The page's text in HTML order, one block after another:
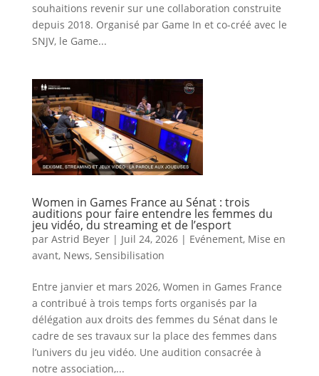
souhaitions revenir sur une collaboration construite
depuis 2018. Organisé par Game In et co-créé avec le
SNJV, le Game...
Women in Games France au Sénat : trois
auditions pour faire entendre les femmes du
jeu vidéo, du streaming et de l’esport
par Astrid Beyer| Juil 24, 2026| Evénement, Mise en
avant, News, Sensibilisation
Entre janvier et mars 2026, Women in Games France
a contribué à trois temps forts organisés par la
délégation aux droits des femmes du Sénat dans le
cadre de ses travaux sur la place des femmes dans
l’univers du jeu vidéo. Une audition consacrée à
notre association,...